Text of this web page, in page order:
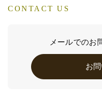
CONTACT US
メールでのお
お